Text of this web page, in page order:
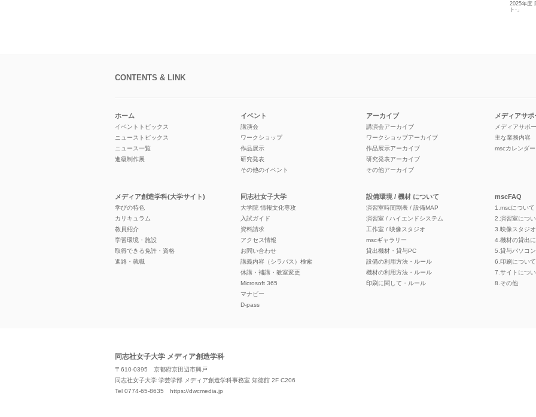
2025年度
ト-」
CONTENTS & LINK
ホーム
イベントトピックス
ニューストピックス
ニュース一覧
進級制作展
イベント
講演会
ワークショップ
作品展示
研究発表
その他のイベント
アーカイブ
講演会アーカイブ
ワークショップアーカイブ
作品展示アーカイブ
研究発表アーカイブ
その他アーカイブ
メディアサ
メディアサポ
主な業務内容
mscカレンダー
メディア創造学科(大学サイト)
学びの特色
カリキュラム
教員紹介
学習環境・施設
取得できる免許・資格
進路・就職
同志社女子大学
大学院 情報文化専攻
入試ガイド
資料請求
アクセス情報
お問い合わせ
講義内容（シラバス）検索
休講・補講・教室変更
Microsoft 365
マナビー
D-pass
設備環境 / 機材 について
演習室時間割表 / 設備MAP
演習室 / ハイエンドシステム
工作室 / 映像スタジオ
mscギャラリー
貸出機材・貸与PC
設備の利用方法・ルール
機材の利用方法・ルール
印刷に関して・ルール
mscFAQ
1.mscについて
2.演習室につ
3.映像スタジ
4.機材の貸出
5.貸与パソコ
6.印刷について
7.サイトにつ
8.その他
同志社女子大学 メディア創造学科
〒610-0395 京都府京田辺市興戸
同志社女子大学 学芸学部 メディア創造学科事務室 知徳館 2F C206
Tel 0774-65-8635 https://dwcmedia.jp